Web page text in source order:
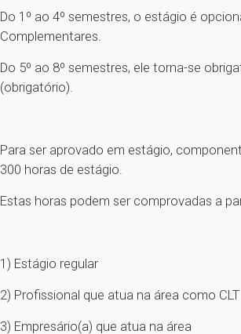
Do 1º ao 4º semestres, o estágio é
Complementares.
Do 5º ao 8º semestres, ele torna-se
(obrigatório).
Para ser aprovado em estágio,
300 horas de estágio.
Estas horas podem ser comprovadas a
1) Estágio regular
2) Profissional que atua na área como CLT
3) Empresário(a) que atua na área